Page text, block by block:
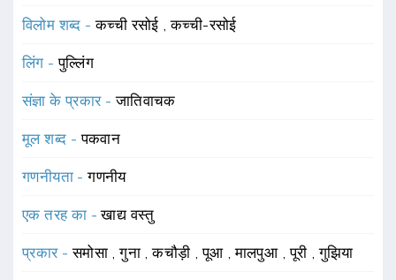
विलोम शब्द -कच्ची रसोई ,कच्ची-रसोई
लिंग -पुल्लिंग
संज्ञा के प्रकार -जातिवाचक
मूल शब्द -पकवान
गणनीयता -गणनीय
एक तरह का -खाद्य वस्तु
प्रकार -समोसा ,गुना ,कचौड़ी ,पूआ ,मालपुआ ,पूरी ,गुझिया